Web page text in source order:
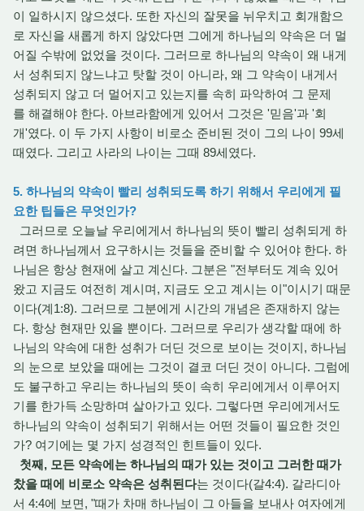
이 일하시지 않으셨다. 또한 자신의 잘못을 뉘우치고 회개함으
로 자신을 새롭게 하지 않았다면 그에게 하나님의 약속은 더 멀
어질 수밖에 없었을 것이다. 그러므로 하나님의 약속이 왜 내게
서 성취되지 않느냐고 탓할 것이 아니라, 왜 그 약속이 내게서
성취되지 않고 더 멀어지고 있는지를 속히 파악하여 그 문제
를 해결해야 한다. 아브라함에게 있어서 그것은 '믿음'과 '회
개'였다. 이 두 가지 사항이 비로소 준비된 것이 그의 나이 99세
때였다. 그리고 사라의 나이는 그때 89세였다.
5. 하나님의 약속이 빨리 성취되도록 하기 위해서 우리에게 필
요한 팁들은 무엇인가?
그러므로 오늘날 우리에게서 하나님의 뜻이 빨리 성취되게 하
려면 하나님께서 요구하시는 것들을 준비할 수 있어야 한다. 하
나님은 항상 현재에 살고 계신다. 그분은 "전부터도 계속 있어
왔고 지금도 여전히 계시며, 지금도 오고 계시는 이"이시기 때문
이다(계1:8). 그러므로 그분에게 시간의 개념은 존재하지 않는
다. 항상 현재만 있을 뿐이다. 그러므로 우리가 생각할 때에 하
나님의 약속에 대한 성취가 더딘 것으로 보이는 것이지, 하나님
의 눈으로 보았을 때에는 그것이 결코 더딘 것이 아니다. 그럼에
도 불구하고 우리는 하나님의 뜻이 속히 우리에게서 이루어지
기를 한가득 소망하며 살아가고 있다. 그렇다면 우리에게서도
하나님의 약속이 성취되기 위해서는 어떤 것들이 필요한 것인
가? 여기에는 몇 가지 성경적인 힌트들이 있다.
첫째, 모든 약속에는 하나님의 때가 있는 것이고 그러한 때가
찼을 때에 비로소 약속은 성취된다는 것이다(갈4:4). 갈라디아
서 4:4에 보면, "때가 차매 하나님이 그 아들을 보내사 여자에게